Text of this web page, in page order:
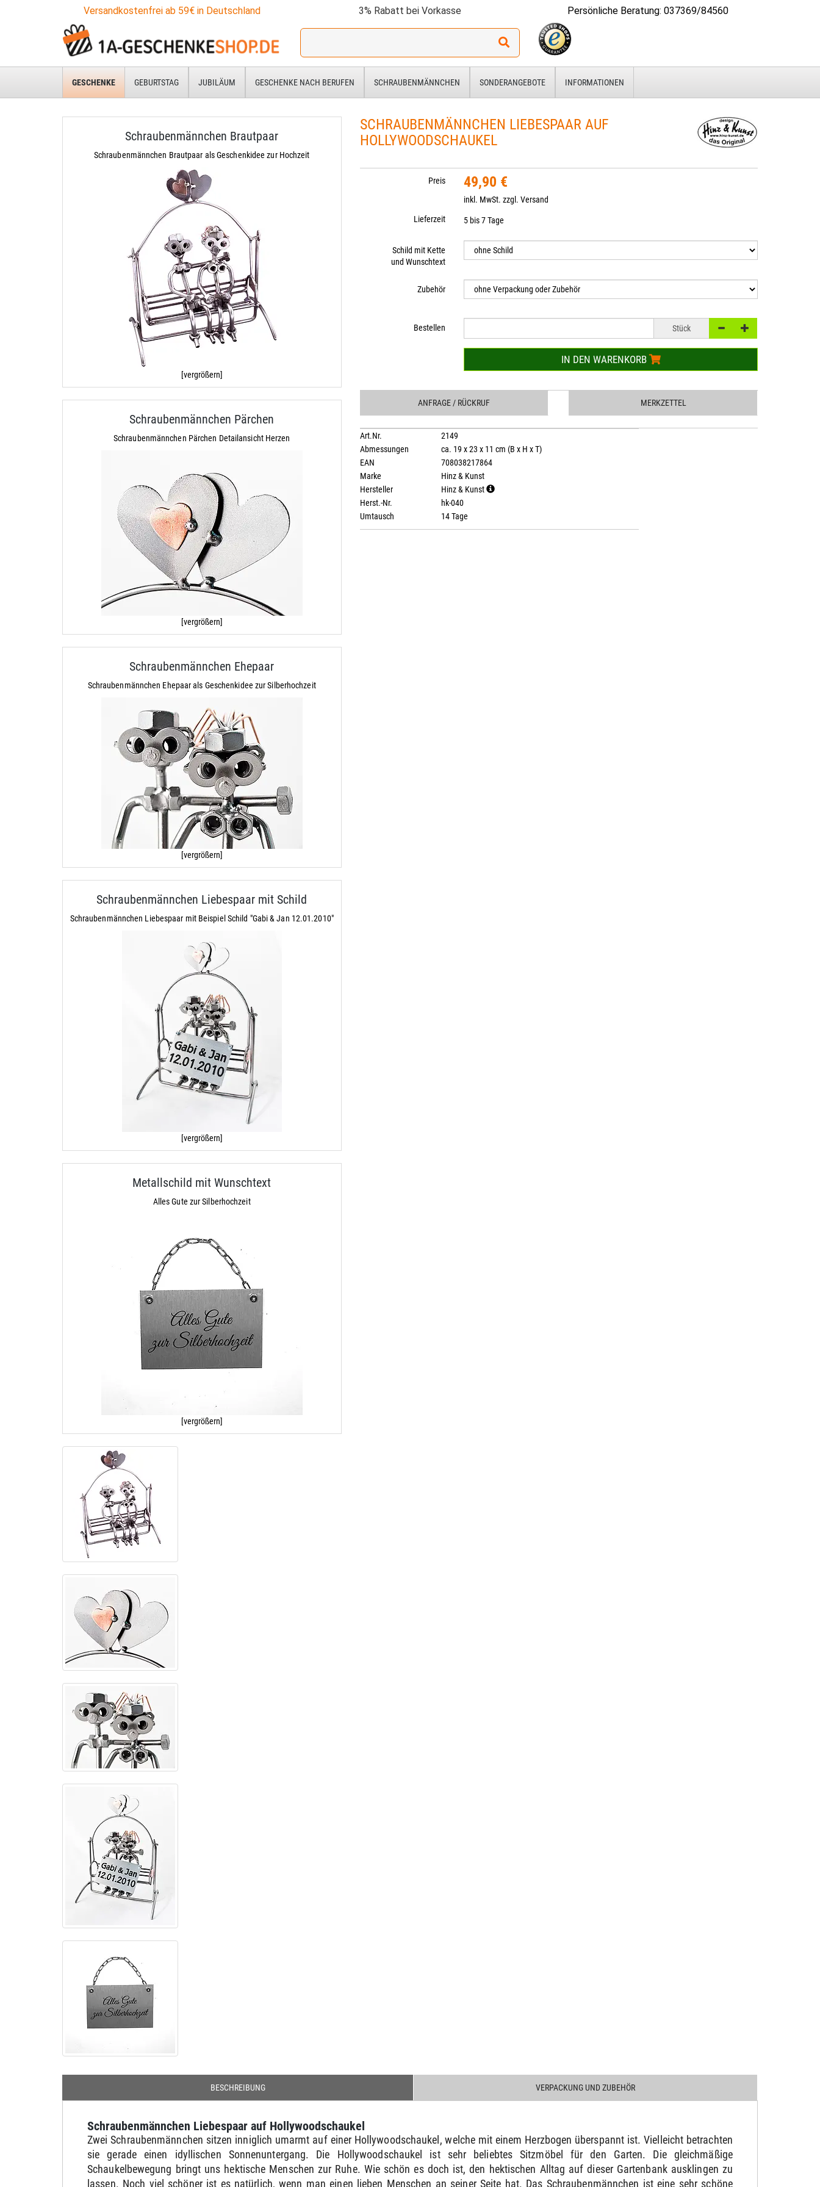
Versandkostenfrei ab 59€ in Deutschland 3% Rabatt bei Vorkasse Persönliche Beratung: 037369/84560
Ich
für:
GESCHENKE GEBURTSTAG JUBILÄUM GESCHENKE NACH BERUFEN SCHRAUBENMÄNNCHEN SONDERANGEBOTE INFORMATIONEN
Schraubenmännchen Brautpaar
Schraubenmännchen Brautpaar als Geschenkidee zur Hochzeit
[vergrößern]
Schraubenmännchen Pärchen
Schraubenmännchen Pärchen Detailansicht Herzen
[vergrößern]
Schraubenmännchen Ehepaar
Schraubenmännchen Ehepaar als Geschenkidee zur Silberhochzeit
[vergrößern]
Schraubenmännchen Liebespaar mit Schild
Schraubenmännchen Liebespaar mit Beispiel Schild "Gabi & Jan 12.01.2010"
[vergrößern]
Metallschild mit Wunschtext
Alles Gute zur Silberhochzeit
[vergrößern]
SCHRAUBENMÄNNCHEN LIEBESPAAR AUF
HOLLYWOODSCHAUKEL
Preis 49,90 €
inkl. MwSt. zzgl.Versand
Lieferzeit
5 bis 7 Tage
Schild mit Kette
und Wunschtext
Zubehör
Bestellen Stück
IN DEN WARENKORB
ANFRAGE / RÜCKRUF MERKZETTEL
Art.Nr.
2149
Abmessungen
ca. 19 x 23 x 11 cm (B x H x T)
EAN
708038217864
Marke
Hinz & Kunst
Hersteller
Hinz & Kunst
Herst.-Nr.
hk-040
Umtausch
14 Tage
BESCHREIBUNG VERPACKUNG UND ZUBEHÖR
Schraubenmännchen Liebespaar auf Hollywoodschaukel
Zwei Schraubenmännchen sitzen inniglich umarmt auf einer Hollywoodschaukel, welche mit einem Herzbogen überspannt ist. Vielleicht betrachten
sie gerade einen idyllischen Sonnenuntergang. Die Hollywoodschaukel ist sehr beliebtes Sitzmöbel für den Garten. Die gleichmäßige
Schaukelbewegung bringt uns hektische Menschen zur Ruhe. Wie schön es doch ist, den hektischen Alltag auf dieser Gartenbank ausklingen zu
lassen. Noch viel schöner ist es natürlich, wenn man einen lieben Menschen an seiner Seite hat. Das Schraubenmännchen ist eine sehr schöne